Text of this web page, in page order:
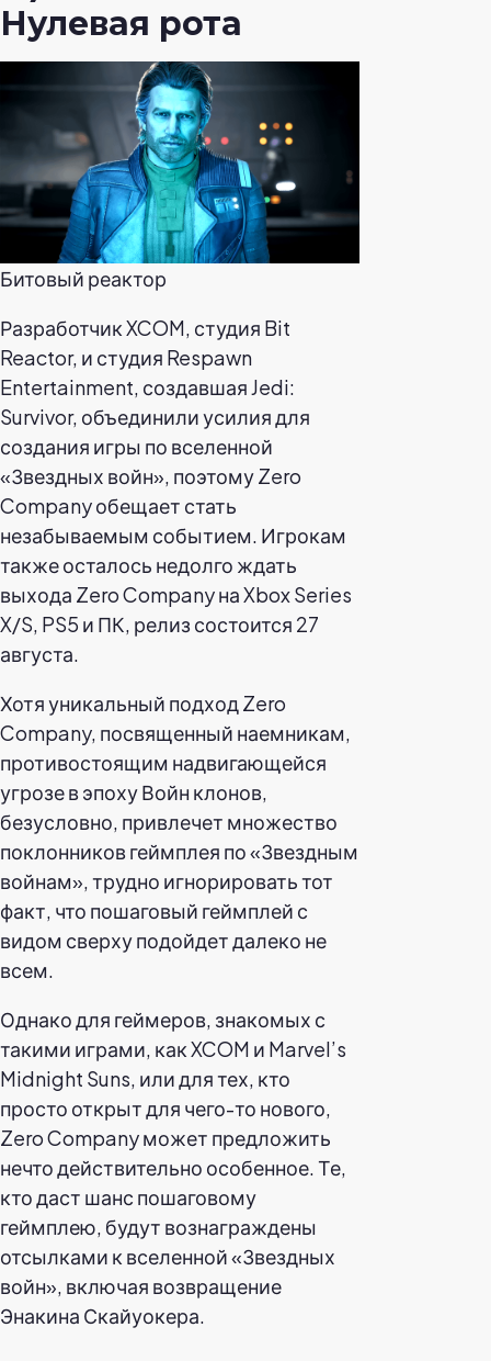
Нулевая рота
Битовый реактор
Разработчик XCOM, студия Bit
Reactor, и студия Respawn
Entertainment, создавшая Jedi:
Survivor, объединили усилия для
создания игры по вселенной
«Звездных войн», поэтому Zero
Company обещает стать
незабываемым событием. Игрокам
также осталось недолго ждать
выхода Zero Company на Xbox Series
X/S, PS5 и ПК, релиз состоится 27
августа.
Хотя уникальный подход Zero
Company, посвященный наемникам,
противостоящим надвигающейся
угрозе в эпоху Войн клонов,
безусловно, привлечет множество
поклонников геймплея по «Звездным
войнам», трудно игнорировать тот
факт, что пошаговый геймплей с
видом сверху подойдет далеко не
всем.
Однако для геймеров, знакомых с
такими играми, как XCOM и Marvel’s
Midnight Suns, или для тех, кто
просто открыт для чего-то нового,
Zero Company может предложить
нечто действительно особенное. Те,
кто даст шанс пошаговому
геймплею, будут вознаграждены
отсылками к вселенной «Звездных
войн», включая возвращение
Энакина Скайуокера.